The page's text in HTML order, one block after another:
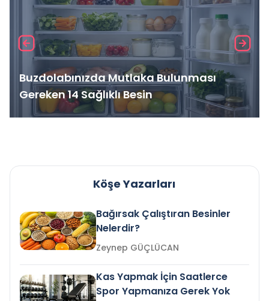
Buzdolabınızda Mutlaka Bulunması
Gereken 14 Sağlıklı Besin
Köşe Yazarları
Bağırsak Çalıştıran Besinler
Nelerdir?
Zeynep GÜÇLÜCAN
Kas Yapmak İçin Saatlerce
Spor Yapmanıza Gerek Yok